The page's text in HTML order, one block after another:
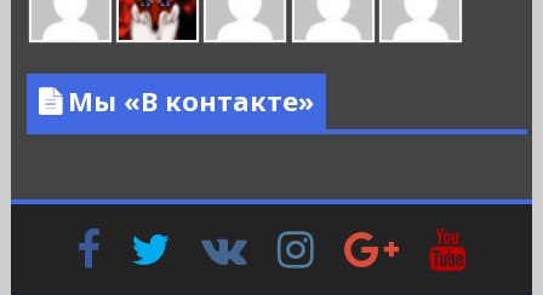
Мы «В контакте»
FacebookTwitter
Контакте
InstagramGoogle
Plus